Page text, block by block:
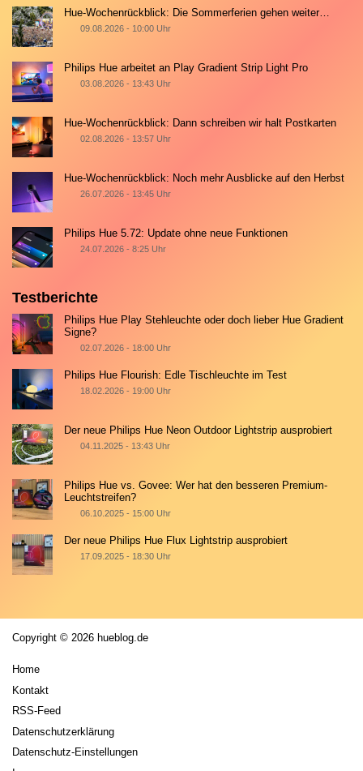
Hue-Wochenrückblick: Die Sommerferien gehen weiter…
09.08.2026 - 10:00 Uhr
Philips Hue arbeitet an Play Gradient Strip Light Pro
03.08.2026 - 13:43 Uhr
Hue-Wochenrückblick: Dann schreiben wir halt Postkarten
02.08.2026 - 13:57 Uhr
Hue-Wochenrückblick: Noch mehr Ausblicke auf den Herbst
26.07.2026 - 13:45 Uhr
Philips Hue 5.72: Update ohne neue Funktionen
24.07.2026 - 8:25 Uhr
Testberichte
Philips Hue Play Stehleuchte oder doch lieber Hue Gradient
Signe?
02.07.2026 - 18:00 Uhr
Philips Hue Flourish: Edle Tischleuchte im Test
18.02.2026 - 19:00 Uhr
Der neue Philips Hue Neon Outdoor Lightstrip ausprobiert
04.11.2025 - 13:43 Uhr
Philips Hue vs. Govee: Wer hat den besseren Premium-
Leuchtstreifen?
06.10.2025 - 15:00 Uhr
Der neue Philips Hue Flux Lightstrip ausprobiert
17.09.2025 - 18:30 Uhr
Copyright © 2026 hueblog.de
Home
Kontakt
RSS-Feed
Datenschutzerklärung
Datenschutz-Einstellungen